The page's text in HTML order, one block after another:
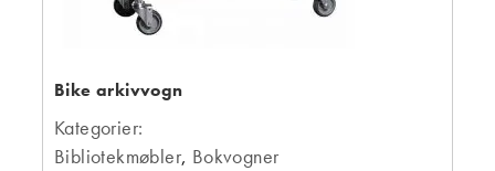
Bike arkivvogn
Kategorier:
Bibliotekmøbler, Bokvogner